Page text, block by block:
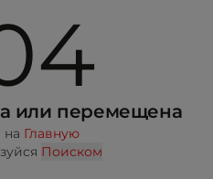
или перемещена
Главную
Поиском